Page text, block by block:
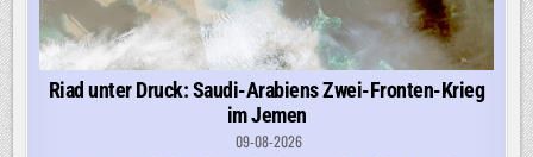
Riad unter Druck: Saudi-Arabiens Zwei-Fronten-Krieg
im Jemen
09-08-2026